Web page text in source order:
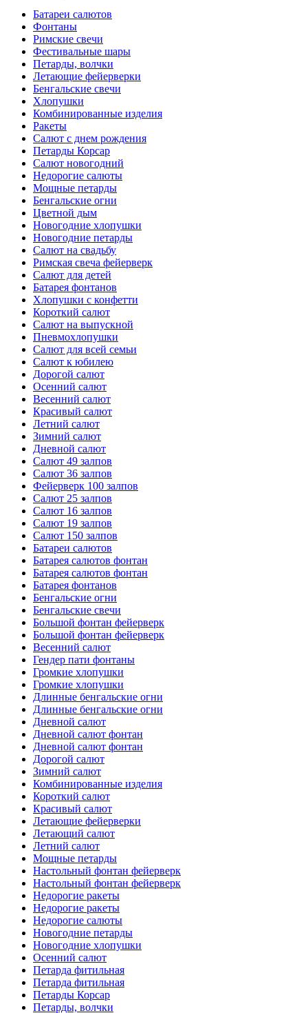
Батареи салютов
Фонтаны
Римские свечи
Фестивальные шары
Петарды, волчки
Летающие фейерверки
Бенгальские свечи
Хлопушки
Комбинированные изделия
Ракеты
Салют с днем рождения
Петарды Корсар
Салют новогодний
Недорогие салюты
Мощные петарды
Бенгальские огни
Цветной дым
Новогодние хлопушки
Новогодние петарды
Салют на свадьбу
Римская свеча фейерверк
Салют для детей
Батарея фонтанов
Хлопушки с конфетти
Короткий салют
Салют на выпускной
Пневмохлопушки
Салют для всей семьи
Салют к юбилею
Дорогой салют
Осенний салют
Весенний салют
Красивый салют
Летний салют
Зимний салют
Дневной салют
Салют 49 залпов
Салют 36 залпов
Фейерверк 100 залпов
Салют 25 залпов
Салют 16 залпов
Салют 19 залпов
Салют 150 залпов
Батареи салютов
Батарея салютов фонтан
Батарея салютов фонтан
Батарея фонтанов
Бенгальские огни
Бенгальские свечи
Большой фонтан фейерверк
Большой фонтан фейерверк
Весенний салют
Гендер пати фонтаны
Громкие хлопушки
Громкие хлопушки
Длинные бенгальские огни
Длинные бенгальские огни
Дневной салют
Дневной салют фонтан
Дневной салют фонтан
Дорогой салют
Зимний салют
Комбинированные изделия
Короткий салют
Красивый салют
Летающие фейерверки
Летающий салют
Летний салют
Мощные петарды
Настольный фонтан фейерверк
Настольный фонтан фейерверк
Недорогие ракеты
Недорогие ракеты
Недорогие салюты
Новогодние петарды
Новогодние хлопушки
Осенний салют
Петарда фитильная
Петарда фитильная
Петарды Корсар
Петарды, волчки